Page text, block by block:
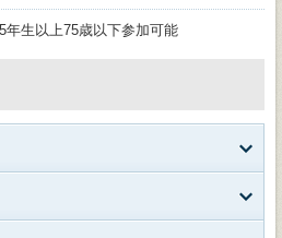
年生以上75歳以下参加可能